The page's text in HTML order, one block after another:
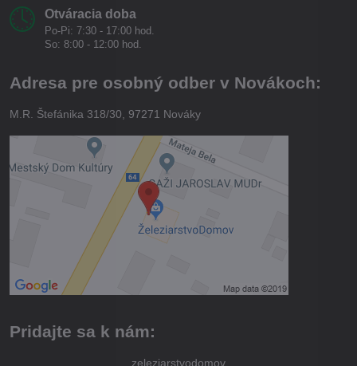
Otváracia doba
Po-Pi: 7:30 - 17:00 hod.
So: 8:00 - 12:00 hod.
Adresa pre osobný odber v Novákoch:
M.R. Štefánika 318/30, 97271 Nováky
Pridajte sa k nám:
zeleziarstvodomov